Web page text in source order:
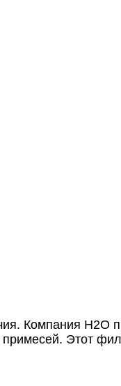
Компания Н2О
Этот